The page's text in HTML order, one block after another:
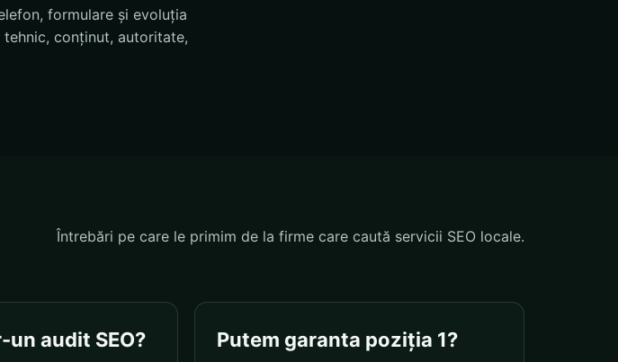
formulare și evoluția
conținut, autoritate,
Întrebări pe care le primim de la firme care caută servicii SEO locale.
audit SEO? Putem garanta poziția 1?